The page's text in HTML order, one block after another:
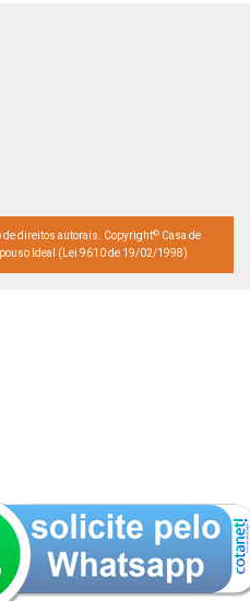
de direitos autorais. Copyright© Casa de
Ideal (Lei 9610 de 19/02/1998)